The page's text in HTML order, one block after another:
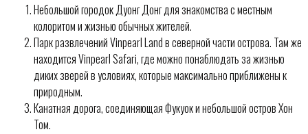
Небольшой городок Дуонг Донг для знакомства с местным
колоритом и жизнью обычных жителей.
Парк развлечений Vinpearl Land в северной части острова. Там же
находится Vinpearl Safari, где можно понаблюдать за жизнью
диких зверей в условиях, которые максимально приближены к
природным.
Канатная дорога, соединяющая Фукуок и небольшой остров Хон
Том.